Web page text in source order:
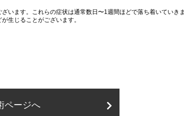
います。これらの症状は通常数日〜1週間ほどで落ち着いていき
生じることがございます。
ページへ